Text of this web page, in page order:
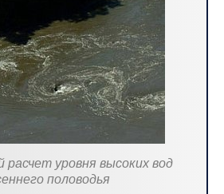
уровня высоких вод
половодья